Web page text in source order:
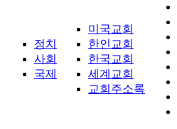
정치
사회
국제
미국교회
한인교회
한국교회
세계교회
교회주소록